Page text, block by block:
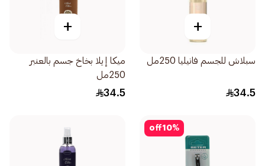
+
سبلاش للجسم فانيليا 250مل
34.5
+
ميكا إيلا بخاخ جسم بالعنبر
250مل
34.5
10%
off